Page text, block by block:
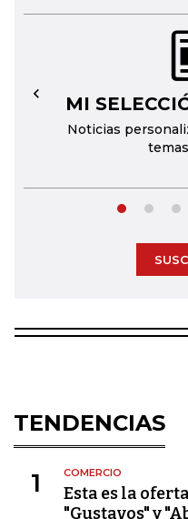
MI
Noticias
←
TENDENCIAS
1 COMERCIO
Esta es la
"Gustavos" y